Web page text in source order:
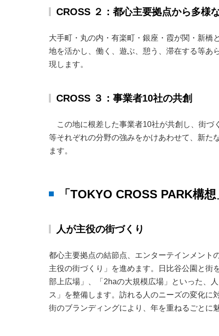
CROSS ２：都心主要拠点から多様
大手町・丸の内・有楽町・銀座・霞が関・新橋
地を活かし、働く、遊ぶ、憩う、滞在する等あ
現します。
CROSS ３：事業者10社の共創
この地に根差した事業者10社が共創し、街
等それぞれの分野の強みをかけあわせて、新た
ます。
「TOKYO CROSS PARK構
人が主役の街づくり
都心主要拠点の結節点、エンターテインメント
主役の街づくり」を進めます。日比谷公園と街
部上広場」、「2haの大規模広場」といった、
ス」を整備します。訪れる人のニーズの変化に
街のブランディングにより、年を重ねるごとに